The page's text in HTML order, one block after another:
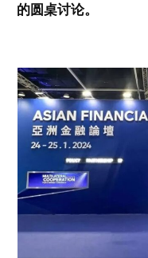
的圆桌讨论。